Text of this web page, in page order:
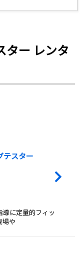
ター レンタ
テスター
に定量的フィッ
場や